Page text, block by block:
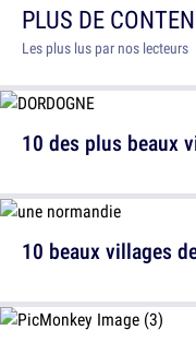
PLUS DE
Les plus lus par nos lecteurs
10 des plus beaux
10 beaux villages